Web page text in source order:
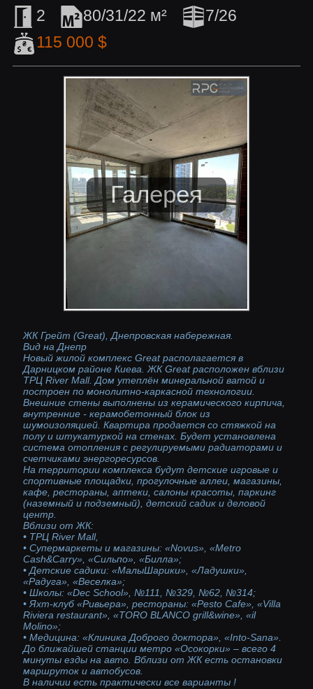
2 80/31/22 м²
7/26
115 000 $
ЖК Грейт (Great), Днепровская набережная.
Вид на Днепр
Новый жилой комплекс Great располагается в
Дарницком районе Киева. ЖК Great расположен вблизи
ТРЦ River Mall. Дом утеплён минеральной ватой и
построен по монолитно-каркасной технологии.
Внешние стены выполнены из керамического кирпича,
внутренние - керамобетонный блок из
шумоизоляцией. Квартира продается со стяжкой на
полу и штукатуркой на стенах. Будет установлена
система отопления с регулируемыми радиаторами и
счетчиками энергоресурсов.
На территории комплекса будут детские игровые и
спортивные площадки, прогулочные аллеи, магазины,
кафе, рестораны, аптеки, салоны красоты, паркинг
(наземный и подземный), детский садик и деловой
центр.
Вблизи от ЖК:
• ТРЦ River Mall,
• Супермаркеты и магазины: «Novus», «Metro
Cash&Carry», «Сильпо», «Билла»;
• Детские садики: «МалыШарики», «Ладушки»,
«Радуга», «Веселка»;
• Школы: «Dec School», №111, №329, №62, №314;
• Яхт-клуб «Ривьера», рестораны: «Pesto Cafe», «Villa
Riviera restaurant», «TORO BLANCO grill&wine», «il
Molino»;
• Медицина: «Клиника Доброго доктора», «Into-Sana».
До ближайшей станции метро «Осокорки» – всего 4
минуты езды на авто. Вблизи от ЖК есть остановки
маршруток и автобусов.
В наличии есть практически все варианты !